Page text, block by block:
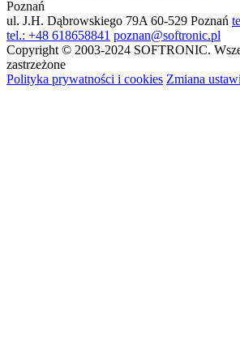
Poznań
ul. J.H. Dąbrowskiego 79A 60-529 Poznań
tel.: +48 618658841 poznan@softronic.pl
Copyright © 2003-2024 SOFTRONIC.
zastrzeżone
Polityka prywatności i cookies Zmiana